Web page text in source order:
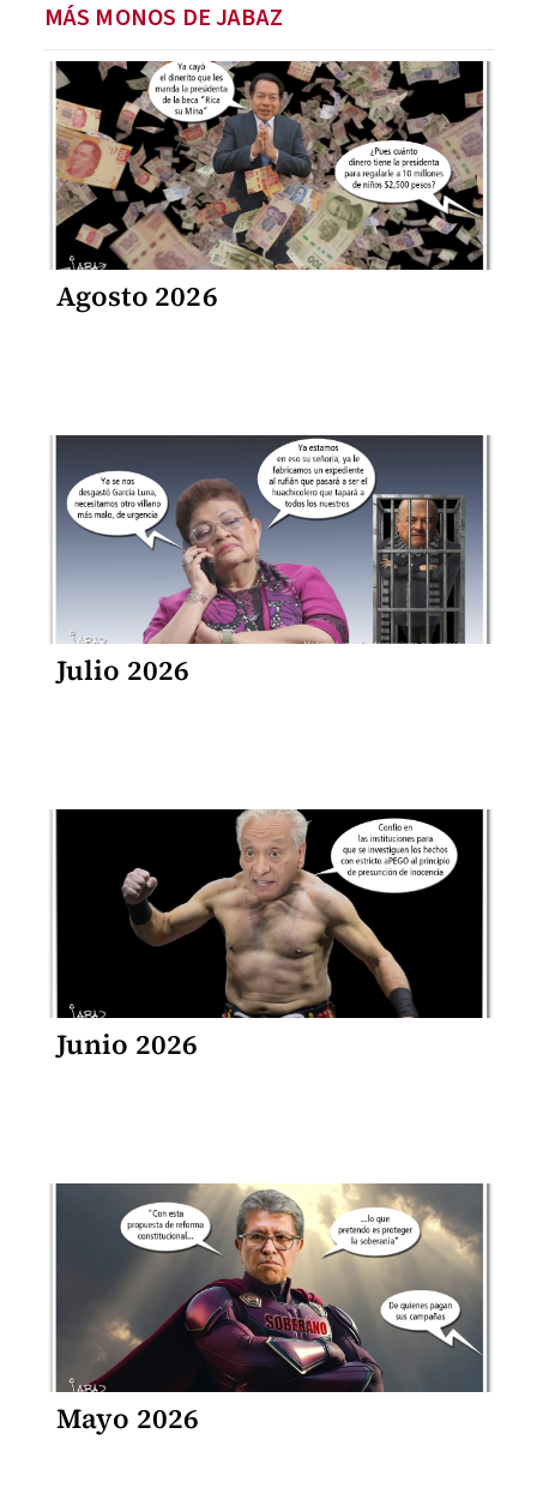
MÁS MONOS DE JABAZ
Agosto 2026
Julio 2026
Junio 2026
Mayo 2026